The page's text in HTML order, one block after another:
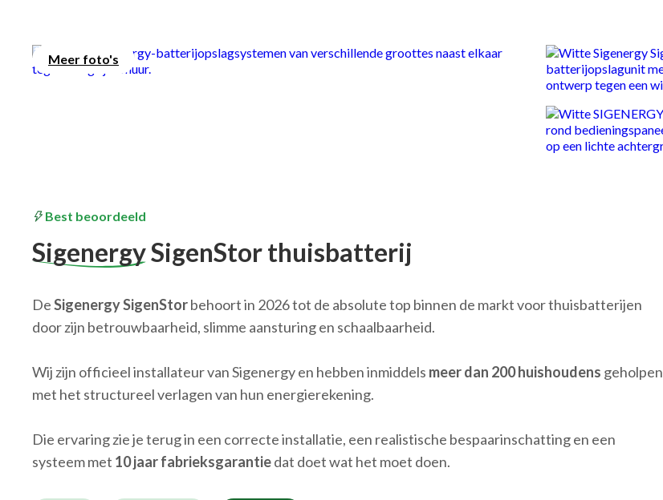
Meer foto's
Best beoordeeld
SigenergySigenStor thuisbatterij
DeSigenergy SigenStorbehoort in 2026 tot de absolute top binnen de markt voor thuisbatterijen
door zijn betrouwbaarheid, slimme aansturing en schaalbaarheid.
Wij zijn officieel installateur van Sigenergy en hebben inmiddels meer dan 200 huishoudens geholpen
met het structureel verlagen van hun energierekening.
Die ervaring zie je terug in een correcte installatie, een realistische bespaarinschatting en een
systeem met 10 jaar fabrieksgarantiedat doet wat het moet doen.